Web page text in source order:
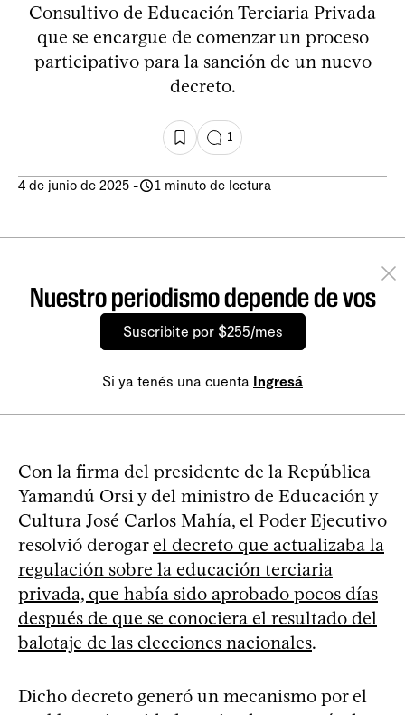
Consultivo de Educación Terciaria Privada
que se encargue de comenzar un proceso
participativo para la sanción de un nuevo
decreto.
1
4 de junio de 2025 - 1 minuto de lectura
Nuestro periodismo depende de vos
Suscribite por $255/mes
Si ya tenés una cuenta Ingresá
Con la firma del presidente de la República
Yamandú Orsi y del ministro de Educación y
Cultura José Carlos Mahía, el Poder Ejecutivo
resolvió derogarel decreto que actualizaba la
regulación sobre la educación terciaria
privada, que había sido aprobado pocos días
después de que se conociera el resultado del
balotaje de las elecciones nacionales.
Dicho decreto generó un mecanismo por el